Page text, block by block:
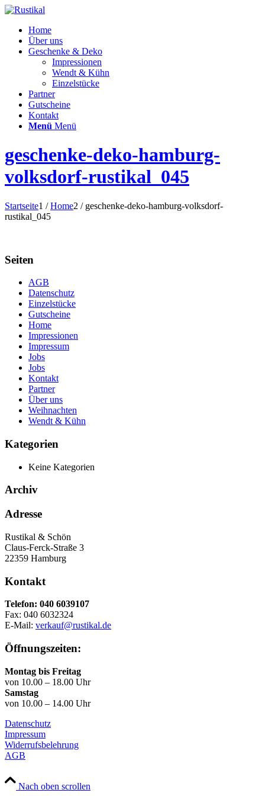
Home
Über uns
Geschenke & Deko
Impressionen
Wendt & Kühn
Einzelstücke
Partner
Gutscheine
Kontakt
Menü Menü
geschenke-deko-hamburg-
volksdorf-rustikal_045
Startseite1 / Home2 / geschenke-deko-hamburg-volksdorf-
rustikal_045
Seiten
AGB
Datenschutz
Einzelstücke
Gutscheine
Home
Impressionen
Impressum
Jobs
Jobs
Kontakt
Partner
Über uns
Weihnachten
Wendt & Kühn
Kategorien
Keine Kategorien
Archiv
Adresse
Rustikal & Schön
Claus-Ferck-Straße 3
22359 Hamburg
Kontakt
Telefon: 040 6039107
Fax: 040 6032324
E-Mail: verkauf@rustikal.de
Öffnungszeiten:
Montag bis Freitag
von 10.00 – 18.00 Uhr
Samstag
von 10.00 – 14.00 Uhr
Datenschutz
Impressum
Widerrufsbelehrung
AGB
Nach oben scrollen